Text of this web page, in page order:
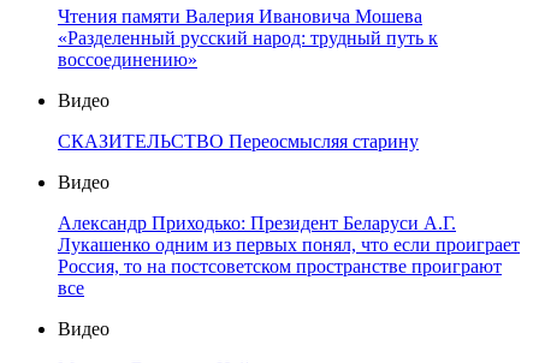
Чтения памяти Валерия Ивановича Мошева
«Разделенный русский народ: трудный путь к
воссоединению»
Видео
СКАЗИТЕЛЬСТВО Переосмысляя старину
Видео
Александр Приходько: Президент Беларуси А.Г.
Лукашенко одним из первых понял, что если проиграет
Россия, то на постсоветском пространстве проиграют
все
Видео